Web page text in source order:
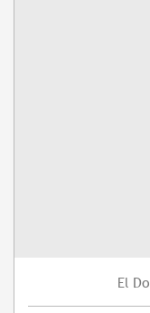
El